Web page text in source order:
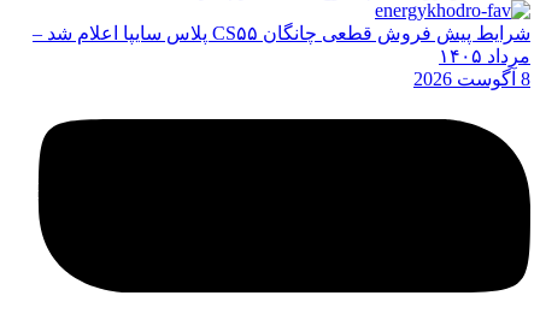
شرایط پیش فروش قطعی چانگان CS۵۵ پلاس سایپا اعلام شد –
مرداد ۱۴۰۵
8 آگوست 2026